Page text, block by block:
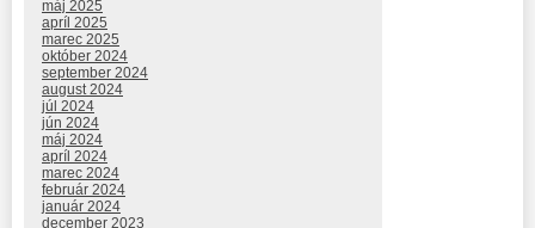
máj 2025
apríl 2025
marec 2025
október 2024
september 2024
august 2024
júl 2024
jún 2024
máj 2024
apríl 2024
marec 2024
február 2024
január 2024
december 2023